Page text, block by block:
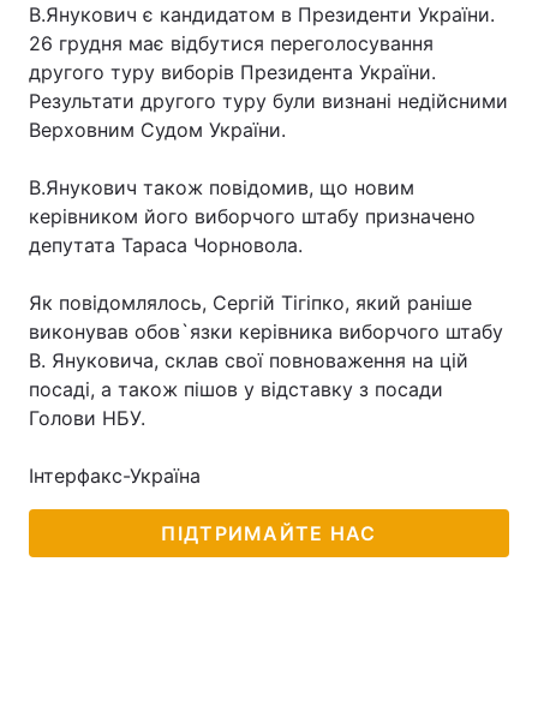
В.Янукович є кандидатом в Президенти України.
26 грудня має відбутися переголосування
другого туру виборів Президента України.
Результати другого туру були визнані недійсними
Верховним Судом України.
В.Янукович також повідомив, що новим
керівником його виборчого штабу призначено
депутата Тараса Чорновола.
Як повідомлялось, Сергій Тігіпко, який раніше
виконував обов`язки керівника виборчого штабу
В. Януковича, склав свої повноваження на цій
посаді, а також пішов у відставку з посади
Голови НБУ.
Інтерфакс-Україна
ПІДТРИМАЙТЕ НАС